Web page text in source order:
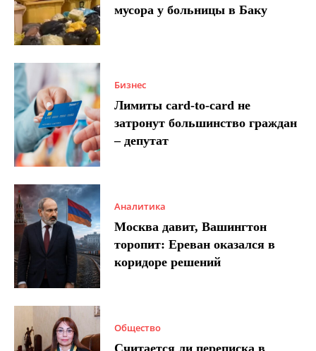
мусора у больницы в Баку
Бизнес
Лимиты card-to-card не
затронут большинство граждан
– депутат
Аналитика
Москва давит, Вашингтон
торопит: Ереван оказался в
коридоре решений
Общество
Считается ли переписка в